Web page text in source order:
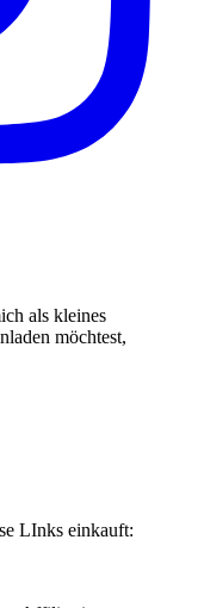
als kleines
möchtest,
LInks einkauft: